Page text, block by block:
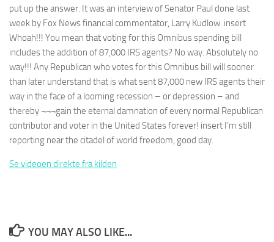
put up the answer. It was an interview of Senator Paul done last
week by Fox News financial commentator, Larry Kudlow. insert
Whoah!!! You mean that voting for this Omnibus spending bill
includes the addition of 87,000 IRS agents? No way. Absolutely no
way!!! Any Republican who votes for this Omnibus bill will sooner
than later understand that is what sent 87,000 new IRS agents their
way in the face of a looming recession – or depression – and
thereby ¬¬¬gain the eternal damnation of every normal Republican
contributor and voter in the United States forever! insert I’m still
reporting near the citadel of world freedom, good day.
Se videoen direkte fra kilden
YOU MAY ALSO LIKE...